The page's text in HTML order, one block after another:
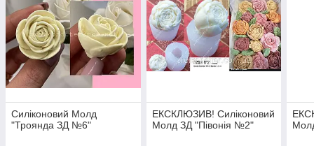
Силіконовий Молд
"Троянда ЗД №6"
ЕКСКЛЮЗИВ! Силіконовий
Молд ЗД "Півонія №2"